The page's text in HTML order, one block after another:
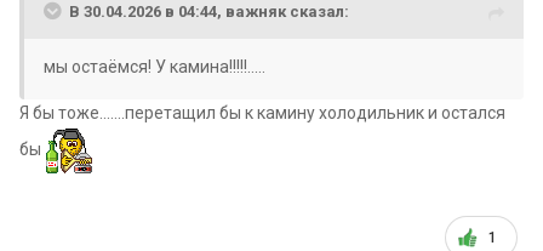
В 30.04.2026 в 04:44, важняк сказал:
мы остаёмся! У камина!!!!!.....
Я бы тоже.......перетащил бы к камину холодильник и остался
бы
1